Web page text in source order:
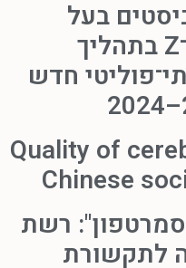
בעל
כורחם – צעירי דור ה־Z בתהליך
חדש
Quality of
Chinese
רשת
לתקשורת